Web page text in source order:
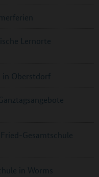
Lernorte
in Oberstdorf
Gesamtschule
in Worms